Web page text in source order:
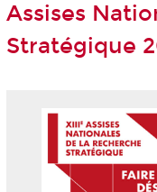
Assises
Stratégique